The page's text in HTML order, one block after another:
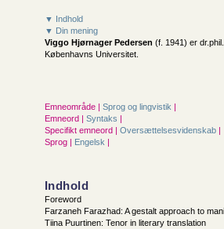
▼ Indhold
▼ Din mening
Viggo Hjørnager Pedersen (f. 1941) er
Københavns Universitet.
Emneområde | Sprog og lingvistik |
Emneord | Syntaks |
Specifikt emneord | Oversættelsesvidenskab |
Sprog | Engelsk |
Indhold
Foreword
Farzaneh Farazhad: A gestalt approach to
Tiina Puurtinen: Tenor in literary translation